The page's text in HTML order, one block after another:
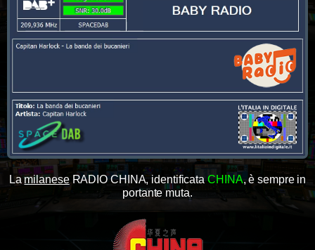
La milaneseRADIO CHINA, identificataCHINA, è sempre in
portante muta.